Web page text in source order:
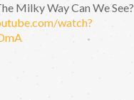
Milky Way Can We See?
watch?